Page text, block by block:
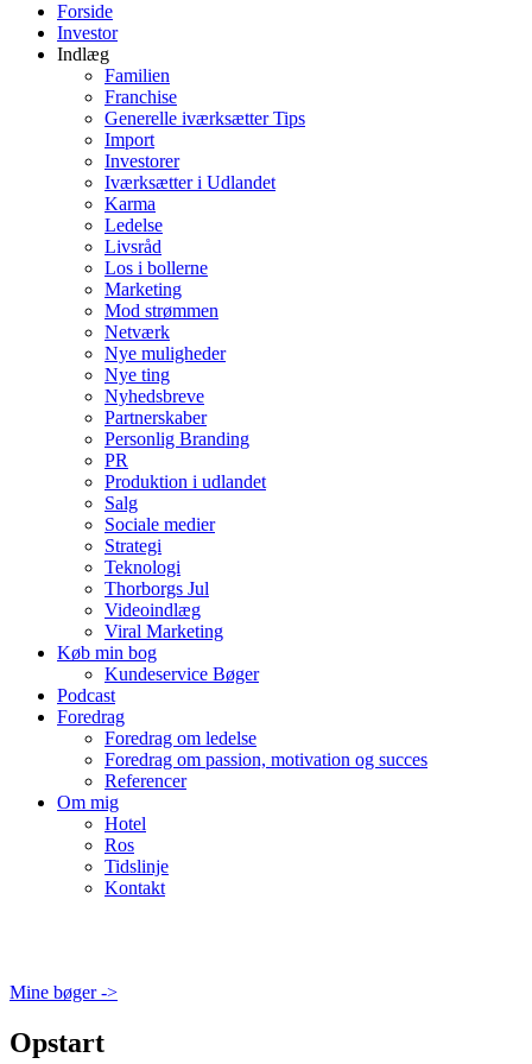
Forside
Investor
Indlæg
Familien
Franchise
Generelle iværksætter Tips
Import
Investorer
Iværksætter i Udlandet
Karma
Ledelse
Livsråd
Los i bollerne
Marketing
Mod strømmen
Netværk
Nye muligheder
Nye ting
Nyhedsbreve
Partnerskaber
Personlig Branding
PR
Produktion i udlandet
Salg
Sociale medier
Strategi
Teknologi
Thorborgs Jul
Videoindlæg
Viral Marketing
Køb min bog
Kundeservice Bøger
Podcast
Foredrag
Foredrag om ledelse
Foredrag om passion, motivation og succes
Referencer
Om mig
Hotel
Ros
Tidslinje
Kontakt
Mine bøger ->
Opstart